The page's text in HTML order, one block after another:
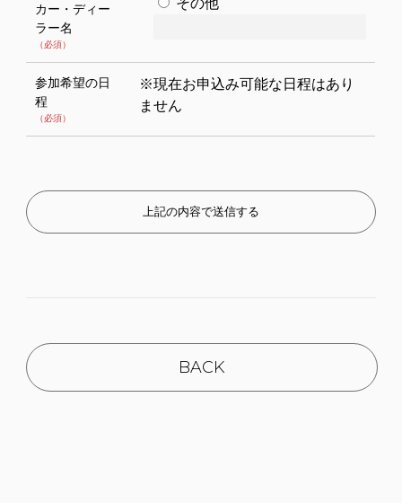
カー・ディー
ラー名
（必須）
参加希望の日
程
（必須）
※現在お申込み可能な日程はあり
ません
BACK